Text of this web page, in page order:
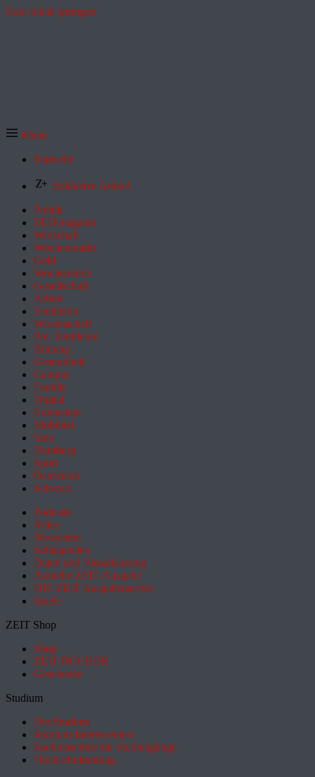
Zum Inhalt springen
Menü
Startseite
Exklusive Artikel
Politik
ZEITmagazin
Wirtschaft
Wochenmarkt
Geld
Wochenende
Gesellschaft
Arbeit
Feuilleton
Wissenschaft
Pol. Feuilleton
Bildung
Gesundheit
Campus
Familie
Digital
Entdecken
Mobilität
Sinn
Hamburg
Sport
Österreich
Schweiz
Podcasts
Video
Newsletter
Schlagzeilen
Daten und Visualisierung
Aktuelle ZEIT-Ausgabe
DIE ZEIT Ausgabenarchiv
Spiele
ZEIT Shop
Shop
ZEIT BÜCHER
Geschenke
Studium
HeyStudium
Studium-Interessentest
Suchmaschine für Studiengänge
Hochschulranking